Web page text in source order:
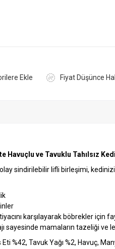
Ekle Fiyat Düşünce
Havuçlu ve Tavuklu Tahılsız
sindirilebilir lifli birleşimi,
karşılayarak böbrekler için
sayesinde mamaların tazeliği ve
%42, Tavuk Yağı %2, Havuç,